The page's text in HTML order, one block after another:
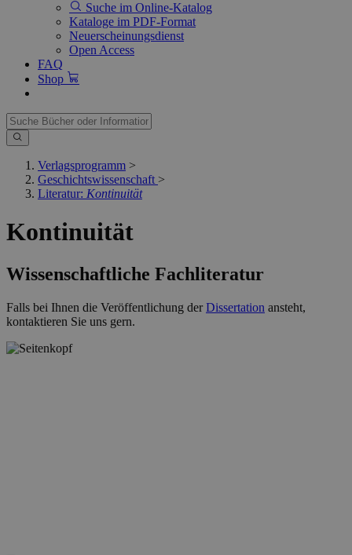
Suche im Online-Katalog
Kataloge im PDF-Format
Neuerscheinungsdienst
Open Access
FAQ
Shop
Verlagsprogramm >
Geschichtswissenschaft >
Literatur: Kontinuität
Kontinuität
Wissenschaftliche Fachliteratur
Falls bei Ihnen die Veröffentlichung derDissertation ansteht,
kontaktieren Sie uns gern.